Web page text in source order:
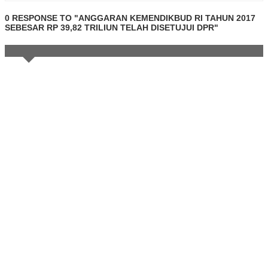
0 RESPONSE TO "ANGGARAN KEMENDIKBUD RI TAHUN 2017
SEBESAR RP 39,82 TRILIUN TELAH DISETUJUI DPR"